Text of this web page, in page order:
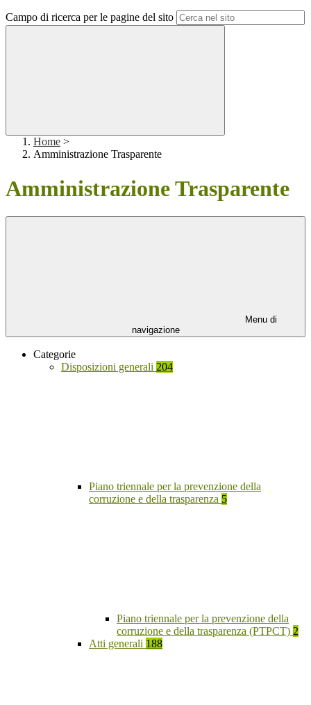
Campo di ricerca per le pagine del sito
Home >
Amministrazione Trasparente
Amministrazione Trasparente
Menu di
navigazione
Categorie
Disposizioni generali 204
Piano triennale per la prevenzione della
corruzione e della trasparenza 5
Piano triennale per la prevenzione della
corruzione e della trasparenza (PTPCT) 2
Atti generali 188